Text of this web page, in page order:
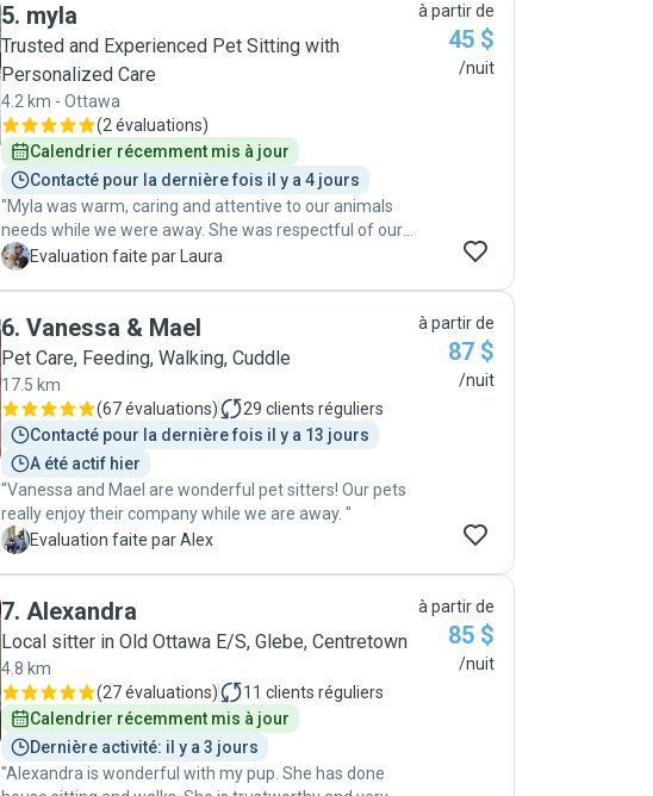
5. myla
Trusted and Experienced Pet Sitting with
Personalized Care
4.2 km - Ottawa
(2 évaluations)
Calendrier récemment mis à jour
Contacté pour la dernière fois il y a 4 jours
"Myla was warm, caring and attentive to our animals
needs while we were away. She was respectful of our
home, leaving it clean and tidy. She was very responsive
were doing well and happy."
L Evaluation faite par Laura
à partir de
45 $
/nuit
6. Vanessa & Mael
Pet Care, Feeding, Walking, Cuddle
17.5 km
(67 évaluations) 29 clients réguliers
Contacté pour la dernière fois il y a 13 jours
A été actif hier
"Vanessa and Mael are wonderful pet sitters! Our pets
really enjoy their company while we are away. "
A Evaluation faite par Alex
à partir de
87 $
/nuit
7. Alexandra
Local sitter in Old Ottawa E/S, Glebe, Centretown
4.8 km
(27 évaluations) 11 clients réguliers
Calendrier récemment mis à jour
Dernière activité: il y a 3 jours
"Alexandra is wonderful with my pup. She has done
à partir de
85 $
/nuit